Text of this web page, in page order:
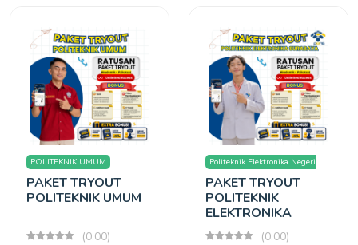
POLITEKNIK UMUM
PAKET TRYOUT
POLITEKNIK UMUM
(0.00)
Politeknik Elektronika Negeri
Surabaya
PAKET TRYOUT
POLITEKNIK
ELEKTRONIKA
SURABAYA(0.00)